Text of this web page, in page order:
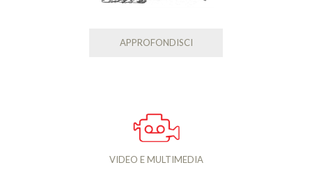
APPROFONDISCI
VIDEO E MULTIMEDIA